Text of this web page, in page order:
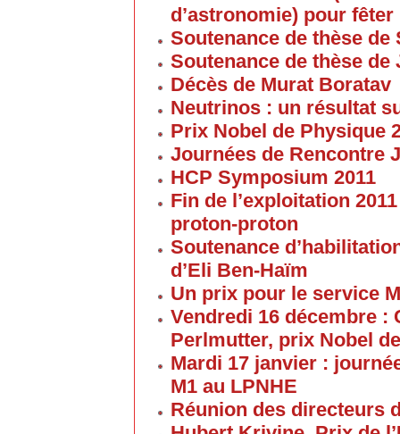
d’astronomie) pour fêter
Soutenance de thèse
Soutenance de thèse
Décès de Murat Boratav
Neutrinos : un résultat
Prix Nobel de Physique
Journées de Rencontre
HCP Symposium 2011
Fin de l’exploitation
proton-proton
Soutenance
d’Eli Ben-Haïm
Un prix pour le service
Vendredi 16 décembre :
Perlmutter, prix Nobel
Mardi 17 janvier :
M1 au LPNHE
Réunion des directeurs